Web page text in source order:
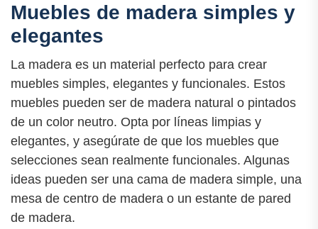
Muebles de madera simples y
elegantes
La madera es un material perfecto para crear
muebles simples, elegantes y funcionales. Estos
muebles pueden ser de madera natural o pintados
de un color neutro. Opta por líneas limpias y
elegantes, y asegúrate de que los muebles que
selecciones sean realmente funcionales. Algunas
ideas pueden ser una cama de madera simple, una
mesa de centro de madera o un estante de pared
de madera.